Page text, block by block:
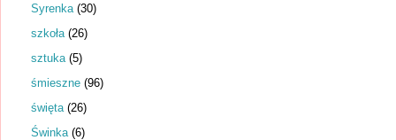
Syrenka (30)
szkoła (26)
sztuka (5)
śmieszne (96)
święta (26)
Świnka (6)